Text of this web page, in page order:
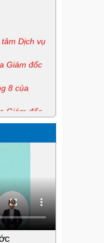
Giám đốc
8 của
Giám đốc
án và
mục loại
mục tiêu
tỉnh Lai